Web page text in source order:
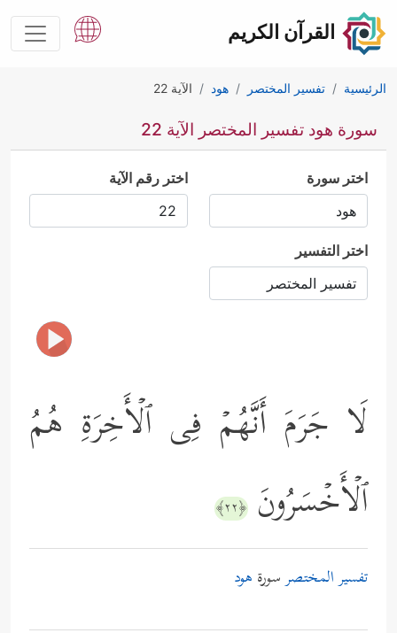
القرآن الكريم
الرئيسية تفسير المختصر هود الآية 22
سورة هود تفسير المختصر الآية 22
اختر سورة اختر رقم الآية
اختر التفسير
لَا جَرَمَ أَنَّهُمۡ فِی ٱلۡأَخِرَةِ هُمُ
ٱلۡأَخۡسَرُونَ ﴿٢٢﴾
تفسير المختصرسورة هود